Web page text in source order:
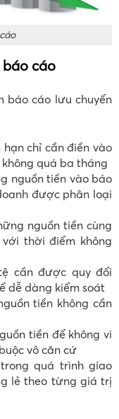
cáo
báo cáo lưu chuyển
chỉ cần điền vào
quá ba tháng
nguồn tiền vào báo
được phân loại
nguồn tiền cùng
thời điểm không
cần được quy đổi
dễ dàng kiểm soát
tiền không cần
tiền để không vi
vô căn cứ
quá trình giao
lẻ theo từng giá trị